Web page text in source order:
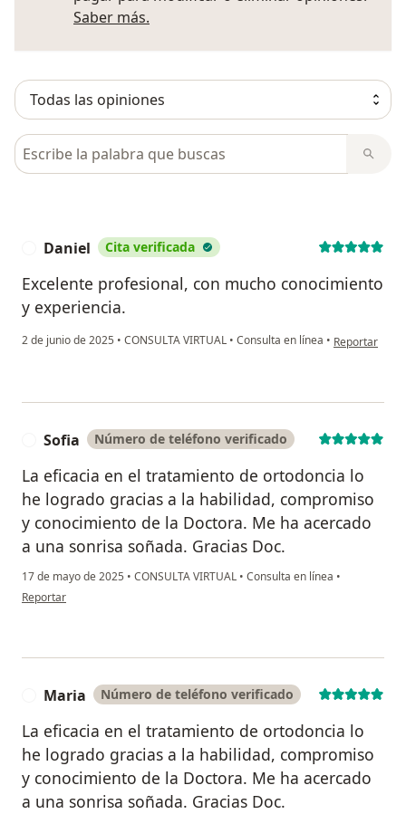
Saber más.
Busca en opiniones
Daniel Cita verificada
Excelente profesional, con mucho conocimiento
y experiencia.
2 de junio de 2025 • CONSULTA VIRTUAL • Consulta en línea • en opinión
Reportar
Sofia Número de teléfono verificado
La eficacia en el tratamiento de ortodoncia lo
he logrado gracias a la habilidad, compromiso
y conocimiento de la Doctora. Me ha acercado
a una sonrisa soñada. Gracias Doc.
17 de mayo de 2025 • CONSULTA VIRTUAL • Consulta en línea •
en opinión del usuario Sofia
Reportar
Maria Número de teléfono verificado
La eficacia en el tratamiento de ortodoncia lo
he logrado gracias a la habilidad, compromiso
y conocimiento de la Doctora. Me ha acercado
a una sonrisa soñada. Gracias Doc.